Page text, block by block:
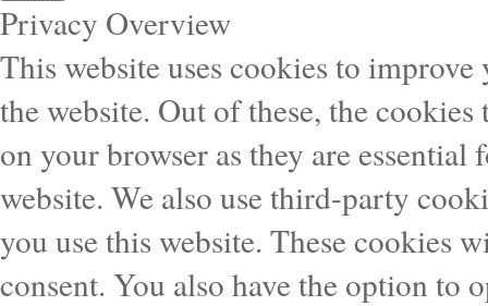
Privacy Overview
This website uses cookies to
the website. Out of these, the cookies
on your browser as they are
website. We also use third-party
you use this website. These cookies
consent. You also have the option